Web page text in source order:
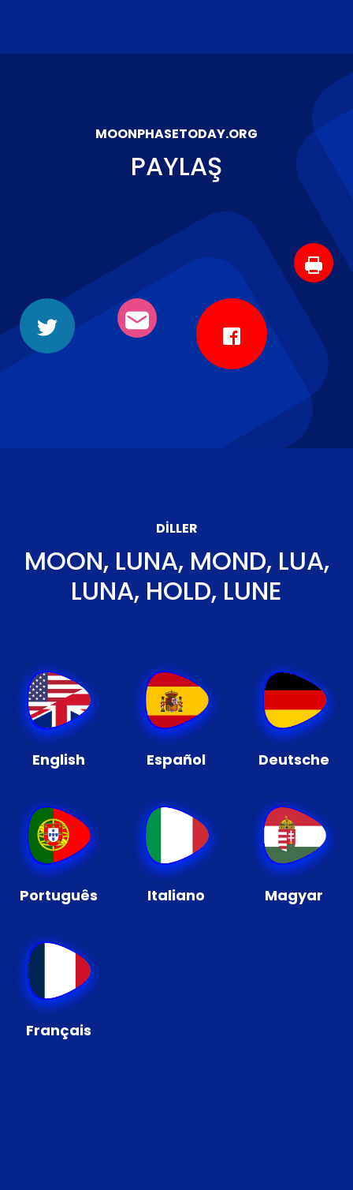
MOONPHASETODAY.ORG
PAYLAŞ
DILLER
MOON, LUNA, MOND, LUA,
LUNA, HOLD, LUNE
English Español Deutsche
Português Italiano Magyar
Français